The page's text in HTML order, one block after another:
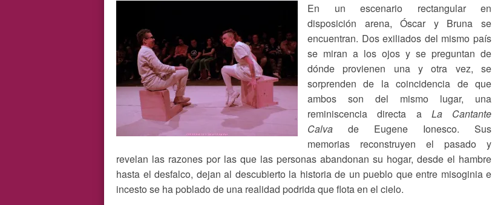
En un escenario rectangular en
disposición arena, Óscar y Bruna se
encuentran. Dos exiliados del mismo país
se miran a los ojos y se preguntan de
dónde provienen una y otra vez, se
sorprenden de la coincidencia de que
ambos son del mismo lugar, una
reminiscencia directa a La Cantante
Calva de Eugene Ionesco. Sus
memorias reconstruyen el pasado y
revelan las razones por las que las personas abandonan su hogar, desde el hambre
hasta el desfalco, dejan al descubierto la historia de un pueblo que entre misoginia e
incesto se ha poblado de una realidad podrida que flota en el cielo.